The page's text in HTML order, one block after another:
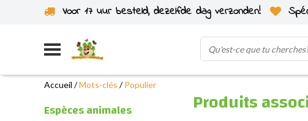
Voor 17 uur besteld, dezelfde dag verzonden!
Expédié depuis notre propre stock
Accueil /Mots-clés /Populier
Espèces animales Produits